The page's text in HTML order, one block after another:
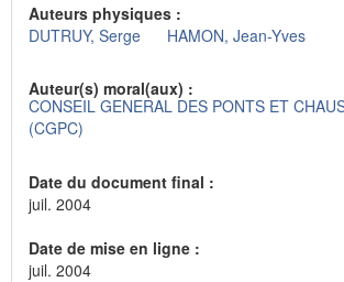
Auteurs physiques :
DUTRUY, Serge
HAMON, Jean-Yves
Auteur(s) moral(aux) :
CONSEIL GENERAL DES PONTS ET
(CGPC)
Date du document final :
juil. 2004
Date de mise en ligne :
juil. 2004